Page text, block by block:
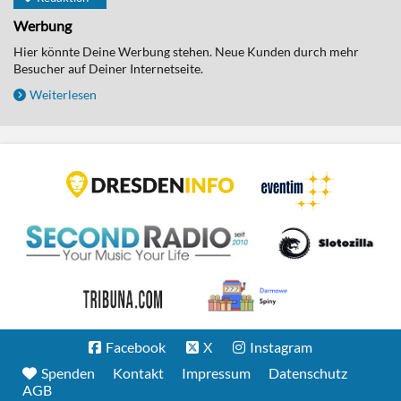
Werbung
Hier könnte Deine Werbung stehen. Neue Kunden durch mehr
Besucher auf Deiner Internetseite.
Weiterlesen
Facebook X
Instagram
Spenden
Kontakt Impressum
Datenschutz
AGB